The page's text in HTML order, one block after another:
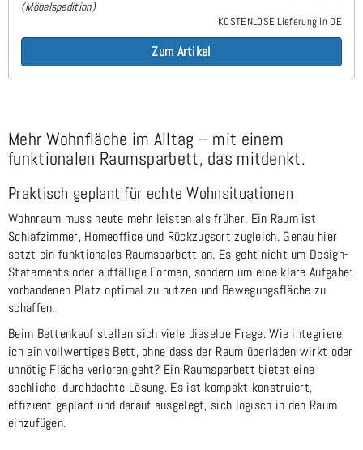
(Möbelspedition)
KOSTENLOSE Lieferung in DE
Zum Artikel
Mehr Wohnfläche im Alltag – mit einem
funktionalen Raumsparbett, das mitdenkt.
Praktisch geplant für echte Wohnsituationen
Wohnraum muss heute mehr leisten als früher. Ein Raum ist
Schlafzimmer, Homeoffice und Rückzugsort zugleich. Genau hier
setzt ein funktionales Raumsparbett an. Es geht nicht um Design-
Statements oder auffällige Formen, sondern um eine klare Aufgabe:
vorhandenen Platz optimal zu nutzen und Bewegungsfläche zu
schaffen.
Beim Bettenkauf stellen sich viele dieselbe Frage: Wie integriere
ich ein vollwertiges Bett, ohne dass der Raum überladen wirkt oder
unnötig Fläche verloren geht? Ein Raumsparbett bietet eine
sachliche, durchdachte Lösung. Es ist kompakt konstruiert,
effizient geplant und darauf ausgelegt, sich logisch in den Raum
einzufügen.